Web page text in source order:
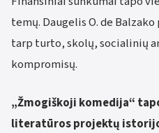
temų. Daugelis O. de
tarp turto, skolų, socialinių
kompromisų.
„Žmogiškoji komedija“
literatūros projektų